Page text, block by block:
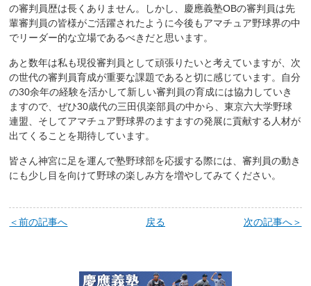
の審判員歴は長くありません。しかし、慶應義塾OBの審判員は先
輩審判員の皆様がご活躍されたように今後もアマチュア野球界の中
でリーダー的な立場であるべきだと思います。
あと数年は私も現役審判員として頑張りたいと考えていますが、次
の世代の審判員育成が重要な課題であると切に感じています。自分
の30余年の経験を活かして新しい審判員の育成には協力していき
ますので、ぜひ30歳代の三田倶楽部員の中から、東京六大学野球
連盟、そしてアマチュア野球界のますますの発展に貢献する人材が
出てくることを期待しています。
皆さん神宮に足を運んで塾野球部を応援する際には、審判員の動き
にも少し目を向けて野球の楽しみ方を増やしてみてください。
＜前の記事へ 戻る 次の記事へ＞